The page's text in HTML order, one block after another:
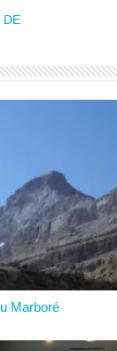
DE
Marboré